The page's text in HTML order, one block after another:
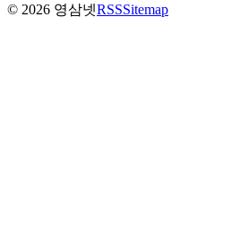
© 2026 영삼넷RSSSitemap